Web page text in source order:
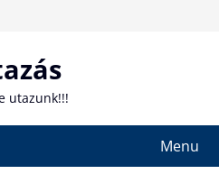
utazunk!!!
Menu